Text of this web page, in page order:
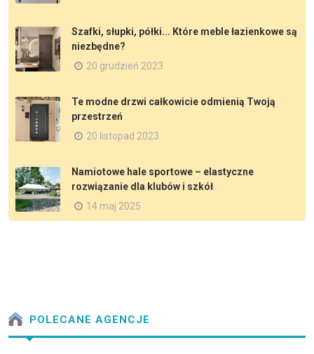
Szafki, słupki, półki... Które meble łazienkowe są
niezbędne?
20 grudzień 2023
Te modne drzwi całkowicie odmienią Twoją
przestrzeń
20 listopad 2023
Namiotowe hale sportowe – elastyczne
rozwiązanie dla klubów i szkół
14 maj 2025
POLECANE AGENCJE